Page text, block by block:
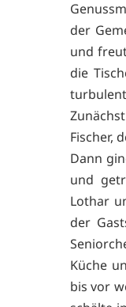
der
und
die
Fischer,
Dann
und
Lothar
der
Küche
bis vor